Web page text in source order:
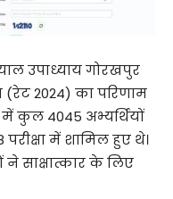
उपाध्याय गोरखपुर
(रेट 2024) का परिणाम
में कुल 4045 अभ्यर्थियों
में शामिल हुए थे।
ने साक्षात्कार के लिए